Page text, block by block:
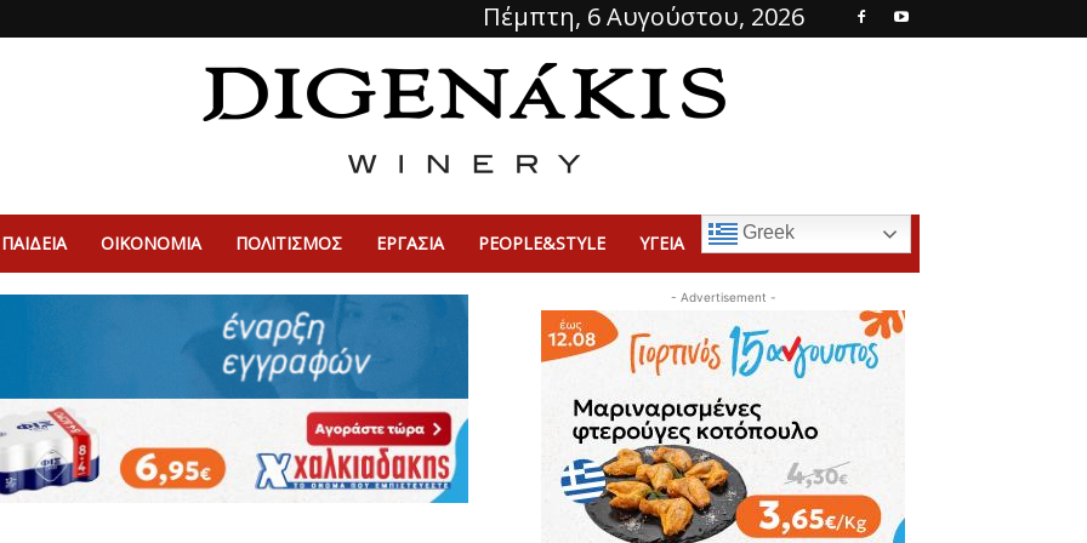
Πέμπτη, 6 Αυγούστου, 2026
ΠΑΙΔΕΙΑ ΟΙΚΟΝΟΜΙΑ ΠΟΛΙΤΙΣΜΌΣ ΕΡΓΑΣΙΑ PEOPLE&STYLE ΥΓΕΙΑ Greek
- Advertisement -